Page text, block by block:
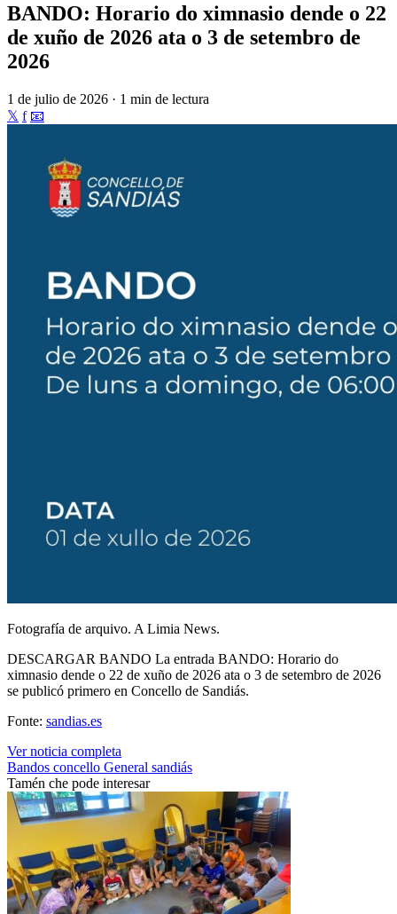
BANDO: Horario do ximnasio dende o 22
de xuño de 2026 ata o 3 de setembro de
2026
1 de julio de 2026 · 1 min de lectura
𝕏 f 📧
Fotografía de arquivo. A Limia News.
DESCARGAR BANDO La entrada BANDO: Horario do
ximnasio dende o 22 de xuño de 2026 ata o 3 de setembro de 2026
se publicó primero en Concello de Sandiás.
Fonte: sandias.es
Ver noticia completa
Bandos concello General sandiás
Tamén che pode interesar